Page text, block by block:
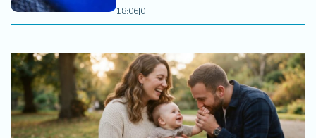
18:06|0